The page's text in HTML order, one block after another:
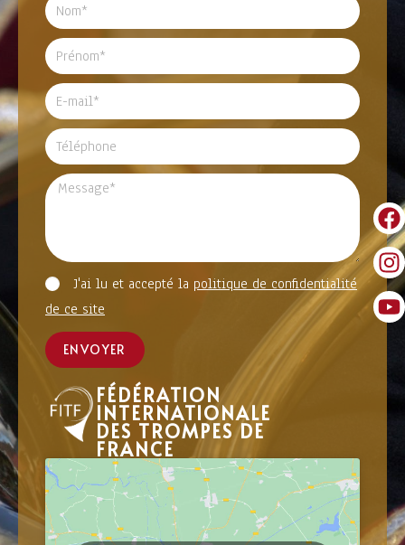
J'ai lu et accepté la politique de confidentialité
de ce site
ENVOYER
FÉDÉRATION
INTERNATIONALE
DES TROMPES DE
FRANCE